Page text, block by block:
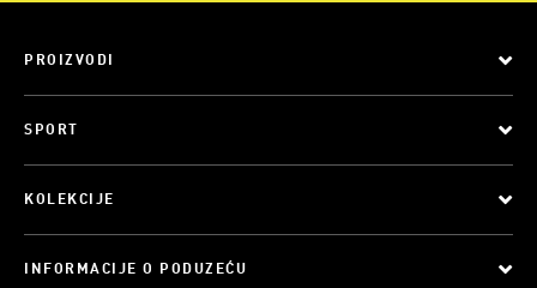
PROIZVODI
SPORT
KOLEKCIJE
INFORMACIJE O PODUZEĆU